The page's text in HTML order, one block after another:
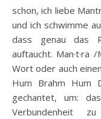
schon, ich liebe
und ich schwimme
dass genau das
auftaucht. Man·t·ra
Wort oder auch
Hum Brahm Hum
gechantet, um:
Verbundenheit